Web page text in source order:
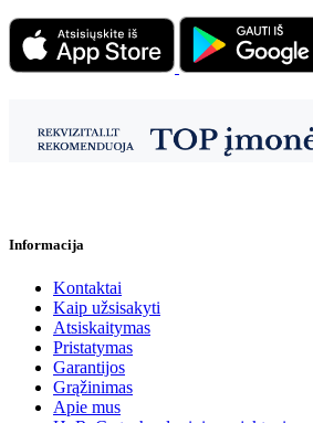
Informacija
Kontaktai
Kaip užsisakyti
Atsiskaitymas
Pristatymas
Garantijos
Grąžinimas
Apie mus